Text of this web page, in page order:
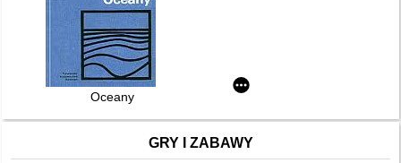
Oceany
GRY I ZABAWY